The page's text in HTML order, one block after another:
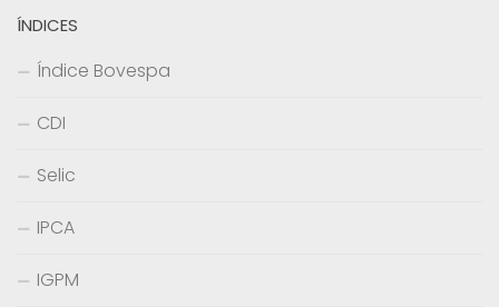
ÍNDICES
Índice Bovespa
CDI
Selic
IPCA
IGPM